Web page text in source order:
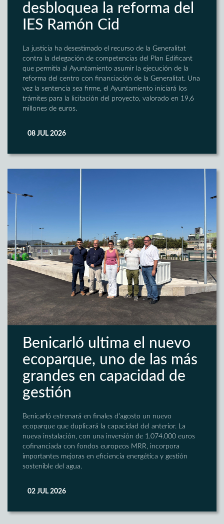
desbloquea la reforma del
IES Ramón Cid
La justicia ha desestimado el recurso de la Generalitat
contra la delegación de competencias del Plan Edificant
que permitía al Ayuntamiento asumir la ejecución de la
reforma del centro con financiación de la Generalitat. Una
vez la sentencia sea firme, el Ayuntamiento iniciará los
trámites para la licitación del proyecto, valorado en 19,6
millones de euros.
08 JUL 2026
Benicarló ultima el nuevo
ecoparque, uno de las más
grandes en capacidad de
gestión
Benicarló estrenará en finales d’agosto un nuevo
ecoparque que duplicará la capacidad del anterior. La
nueva instalación, con una inversión de 1.074.000 euros
cofinanciada con fondos europeos MRR, incorpora
importantes mejoras en eficiencia energética y gestión
sostenible del agua.
02 JUL 2026